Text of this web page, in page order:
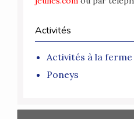
Activités
Activités à la ferme
Poneys